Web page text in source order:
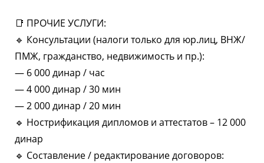
📑 ПРОЧИЕ УСЛУГИ:
🔹 Консультации (налоги только для юр.лиц, ВНЖ/
ПМЖ, гражданство, недвижимость и пр.):
— 6 000 динар / час
— 4 000 динар / 30 мин
— 2 000 динар / 20 мин
🔹 Нострификация дипломов и аттестатов – 12 000
динар
🔹 Составление / редактирование договоров: